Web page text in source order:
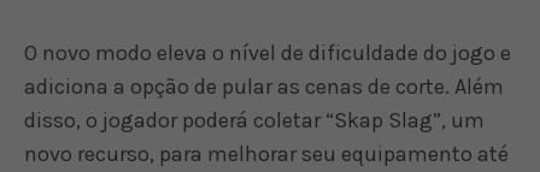
O novo modo eleva o nível de dificuldade do jogo e
adiciona a opção de pular as cenas de corte. Além
disso, o jogador poderá coletar “Skap Slag”, um
novo recurso, para melhorar seu equipamento até